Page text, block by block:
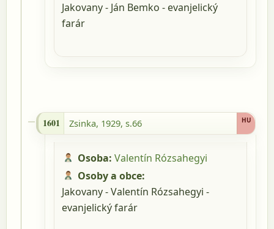
Jakovany - Ján Bemko - evanjelický
farár
1601 - Zsinka, 1929, s.66
1601 Zsinka, 1929, s.66 HU
Osoba: Valentín Rózsahegyi
Osoby a obce:
Jakovany - Valentín Rózsahegyi -
evanjelický farár